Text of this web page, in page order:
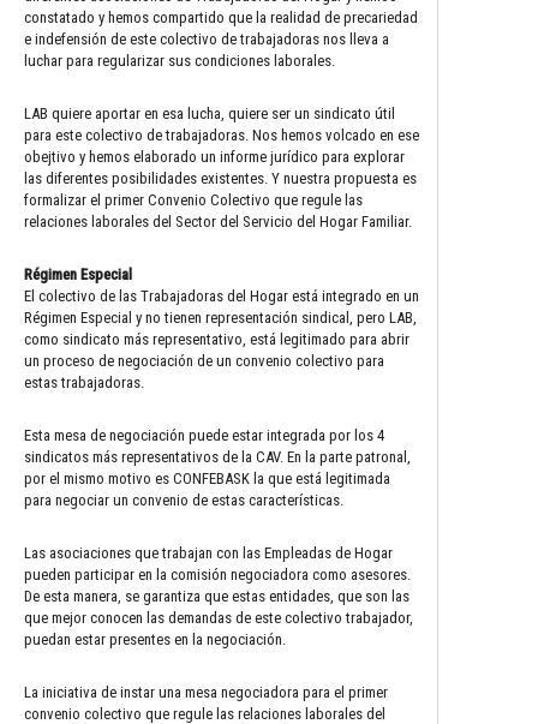
constatado y hemos compartido que la realidad de precariedad
e indefensión de este colectivo de trabajadoras nos lleva a
luchar para regularizar sus condiciones laborales.
LAB quiere aportar en esa lucha, quiere ser un sindicato útil
para este colectivo de trabajadoras. Nos hemos volcado en ese
obejtivo y hemos elaborado un informe jurídico para explorar
las diferentes posibilidades existentes. Y nuestra propuesta es
formalizar el primer Convenio Colectivo que regule las
relaciones laborales del Sector del Servicio del Hogar Familiar.
Régimen Especial
El colectivo de las Trabajadoras del Hogar está integrado en un
Régimen Especial y no tienen representación sindical, pero LAB,
como sindicato más representativo, está legitimado para abrir
un proceso de negociación de un convenio colectivo para
estas trabajadoras.
Esta mesa de negociación puede estar integrada por los 4
sindicatos más representativos de la CAV. En la parte patronal,
por el mismo motivo es CONFEBASK la que está legitimada
para negociar un convenio de estas características.
Las asociaciones que trabajan con las Empleadas de Hogar
pueden participar en la comisión negociadora como asesores.
De esta manera, se garantiza que estas entidades, que son las
que mejor conocen las demandas de este colectivo trabajador,
puedan estar presentes en la negociación.
La iniciativa de instar una mesa negociadora para el primer
convenio colectivo que regule las relaciones laborales del